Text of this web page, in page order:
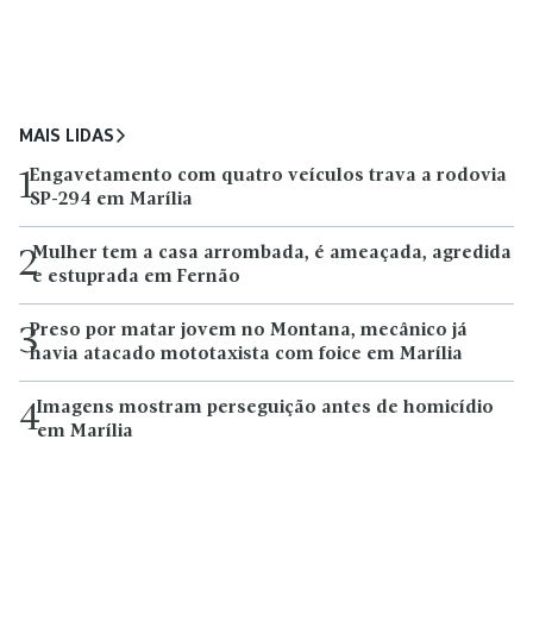
MAIS LIDAS
1Engavetamento com quatro veículos trava a rodovia
SP-294 em Marília
2Mulher tem a casa arrombada, é ameaçada, agredida
e estuprada em Fernão
3Preso por matar jovem no Montana, mecânico já
havia atacado mototaxista com foice em Marília
4Imagens mostram perseguição antes de homicídio
em Marília